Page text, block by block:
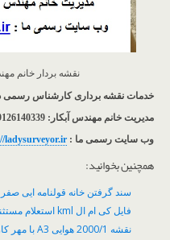
نقشه بردار خانم مهندس
خدمات نقشه برداری کارشناس رسمی
مدیریت خانم مهندس آبکار: 09126140339
وب سایت رسمی ما : ladysurveyor.ir/
همچنین بخوانید:
سند گرفتن خانه قولنامه ایی
فایل کی ام ال kml استعلام مستثنیات منابع طبیعی
نقشه 2000/1 هوایی A3 با مهر کارشناس رسمی دادگستری